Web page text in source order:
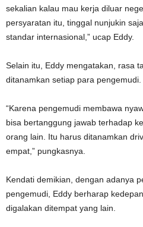
sekalian kalau mau kerja diluar
persyaratan itu, tinggal nunjukin
standar internasional,” ucap Eddy.
Selain itu, Eddy mengatakan, rasa
ditanamkan setiap para pengemudi.
“Karena pengemudi membawa
bisa bertanggung jawab terhadap
orang lain. Itu harus ditanamkan
empat,” pungkasnya.
Kendati demikian, dengan adanya
pengemudi, Eddy berharap
digalakan ditempat yang lain.